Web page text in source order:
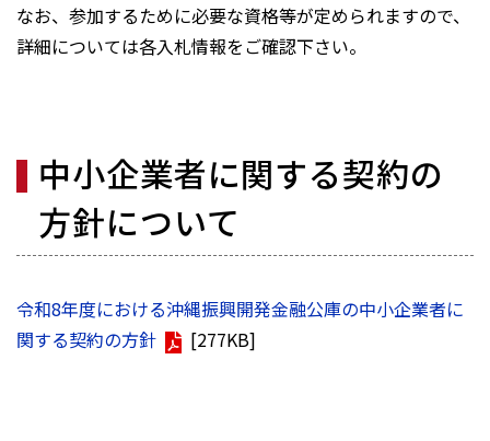
なお、参加するために必要な資格等が定められますので、
詳細については各入札情報をご確認下さい。
中小企業者に関する契約の
方針について
令和8年度における沖縄振興開発金融公庫の中小企業者に
関する契約の方針
[277KB]